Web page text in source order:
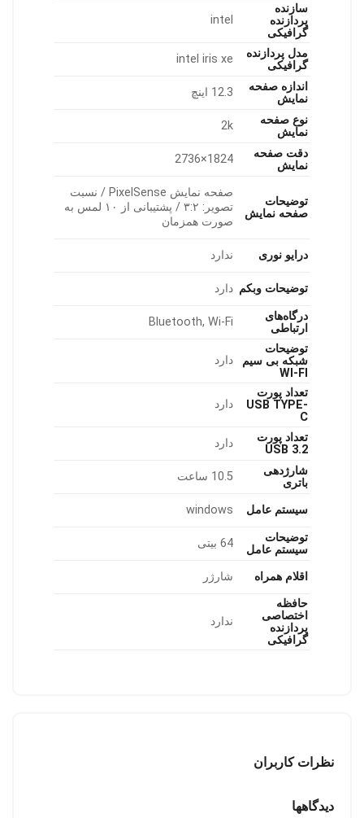
سازنده
پردازنده
گرافیکی
intel
مدل پردازنده
گرافیکی
intel iris xe
اندازه صفحه
نمایش
12.3 اینچ
نوع صفحه
نمایش
2k
دقت صفحه
نمایش
1824×2736
توضیحات
صفحه نمایش
صفحه نمایش PixelSense / نسبت
تصویر: ۳:۲ / پشتیبانی از ۱۰ لمس به
صورت همزمان
درایو نوری ندارد
توضیحات وبکم دارد
درگاه‌های
ارتباطی
Bluetooth, Wi-Fi
توضیحات
شبکه بی سیم
WI-FI
دارد
تعداد پورت
USB TYPE-
C
دارد
تعداد پورت
USB 3.2
دارد
شارژدهی
باتری
10.5 ساعت
سیستم عامل
windows
توضیحات
سیستم عامل
64 بیتی
اقلام همراه
شارژر
حافظه
اختصاصی
پردازنده
گرافیکی
ندارد
نظرات کاربران
دیدگاهها